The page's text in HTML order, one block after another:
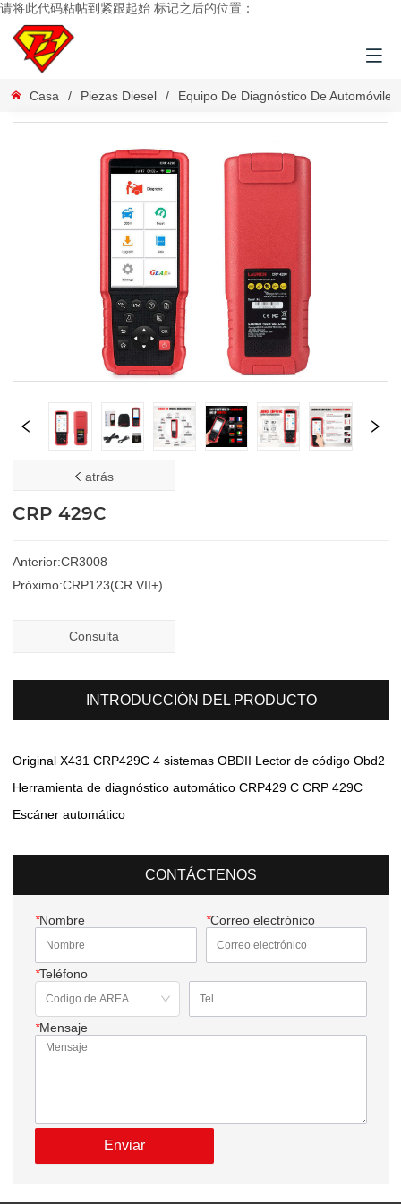
请将此代码粘帖到紧跟起始 标记之后的位置：
Casa / Piezas Diesel / Equipo De Diagnóstico De Automóviles
atrás
CRP 429C
Anterior:CR3008
Próximo:CRP123(CR VII+)
Consulta
INTRODUCCIÓN DEL PRODUCTO
Original X431 CRP429C 4 sistemas OBDII Lector de código Obd2
Herramienta de diagnóstico automático CRP429 C CRP 429C
Escáner automático
CONTÁCTENOS
*Nombre *Correo electrónico
*Teléfono
*Mensaje
Enviar